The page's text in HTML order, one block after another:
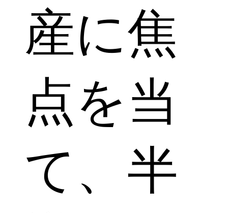
産に焦
点を当
て、半